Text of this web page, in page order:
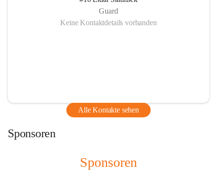
Guard
Keine Kontaktdetails vorhanden
Alle Kontakte sehen
Sponsoren
Sponsoren